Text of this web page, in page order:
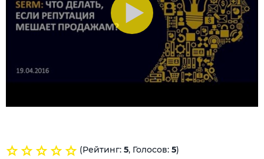
(Рейтинг: 5, Голосов: 5)